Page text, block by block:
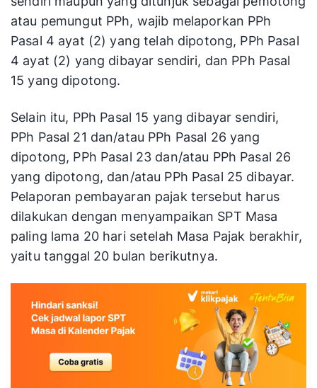
atau pemungut PPh, wajib melaporkan PPh
Pasal 4 ayat (2) yang telah dipotong, PPh Pasal
4 ayat (2) yang dibayar sendiri, dan PPh Pasal
15 yang dipotong.
Selain itu, PPh Pasal 15 yang dibayar sendiri,
PPh Pasal 21 dan/atau PPh Pasal 26 yang
dipotong, PPh Pasal 23 dan/atau PPh Pasal 26
yang dipotong, dan/atau PPh Pasal 25 dibayar.
Pelaporan pembayaran pajak tersebut harus
dilakukan dengan menyampaikan SPT Masa
paling lama 20 hari setelah Masa Pajak berakhir,
yaitu tanggal 20 bulan berikutnya.